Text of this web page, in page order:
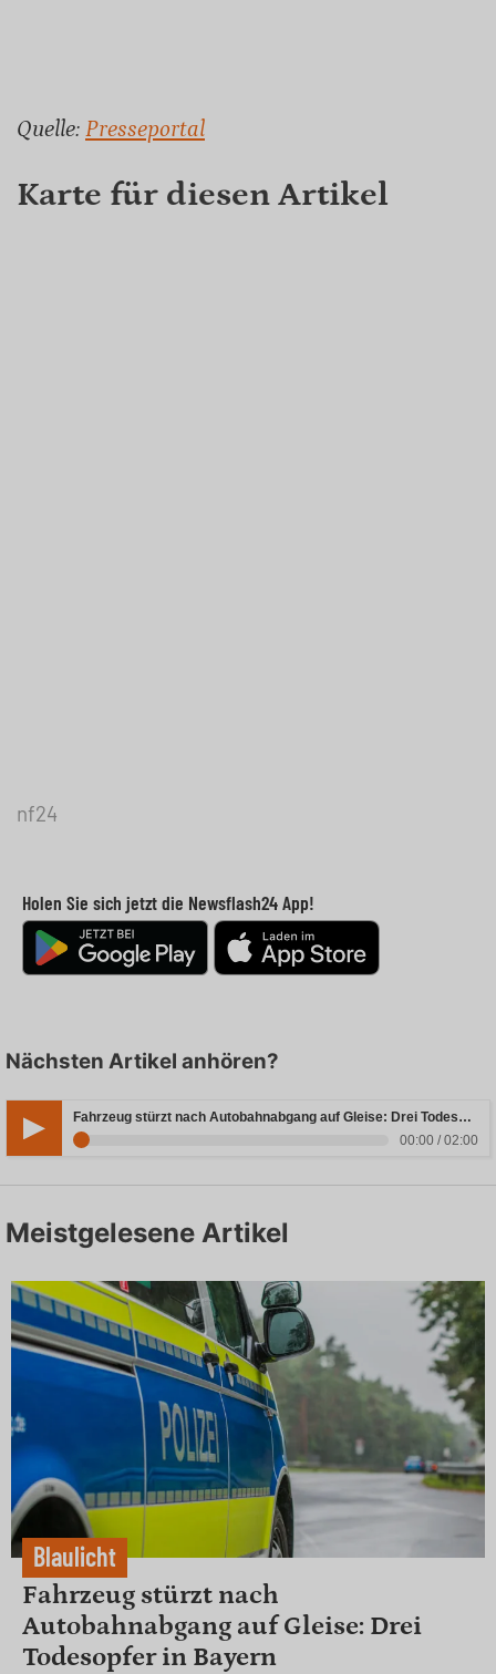
Quelle: Presseportal
Karte für diesen Artikel
nf24
Holen Sie sich jetzt die Newsflash24 App!
Nächsten Artikel anhören?
Fahrzeug stürzt nach Autobahnabgang auf Gleise: Drei Todesopfer in Bayern
00:00 / 02:00
Meistgelesene Artikel
Blaulicht
Fahrzeug stürzt nach
Autobahnabgang auf Gleise: Drei
Todesopfer in Bayern